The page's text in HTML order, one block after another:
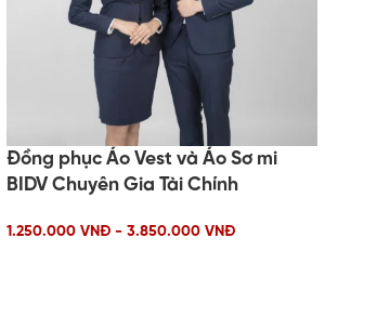
Đồng phục Áo Vest và Áo Sơ mi
BIDV Chuyên Gia Tài Chính
1.250.000 VNĐ - 3.850.000 VNĐ